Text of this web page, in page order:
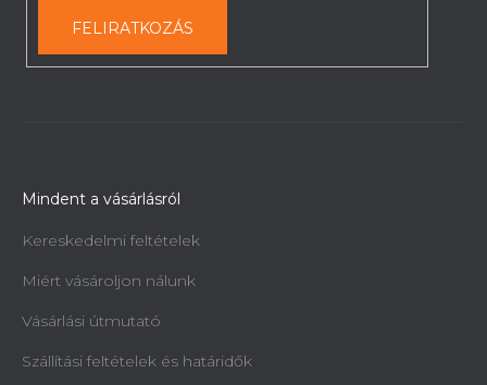
FELIRATKOZÁS
Mindent a vásárlásról
Kereskedelmi feltételek
Miért vásároljon nálunk
Vásárlási útmutató
Szállítási feltételek és határidők